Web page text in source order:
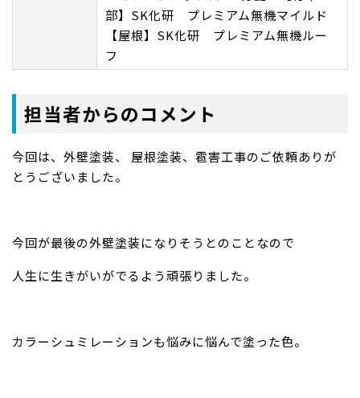
部】SK化研 プレミアム無機マイルド
【屋根】SK化研 プレミアム無機ルー
フ
担当者からのコメント
今回は、外壁塗装、 屋根塗装、雹害工事のご依頼ありが
とうございました。
今回が最後の外壁塗装になりそうとのことなので
人生に生きがいがでるよう頑張りました。
カラーシュミレーションも悩みに悩んで塗った色。